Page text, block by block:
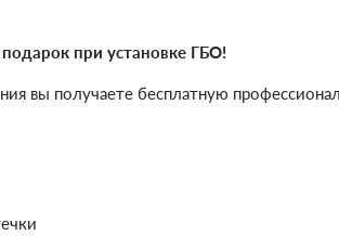
при установке ГБО!
вы получаете бесплатную